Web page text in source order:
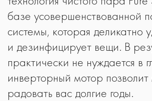
базе усовершенствованной
системы, которая деликатно
и дезинфицирует вещи. В
практически не нуждается в
инверторный мотор
радовать вас долгие годы.